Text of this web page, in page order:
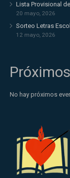
Lista Provisional
20 mayo, 2026
Sorteo Letras
12 mayo, 2026
No hay próximos